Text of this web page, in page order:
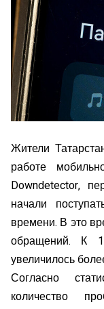
Жители
работе
Downdetector,
начали
времени. В это
обращений. К
увеличилось
Согласно
количество